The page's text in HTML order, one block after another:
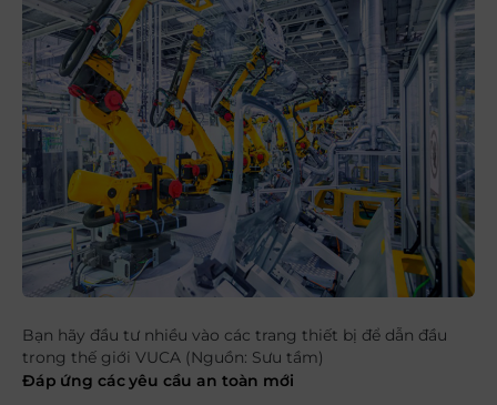
Bạn hãy đầu tư nhiều vào các trang thiết bị để dẫn đầu
trong thế giới VUCA (Nguồn: Sưu tầm)
Đáp ứng các yêu cầu an toàn mới